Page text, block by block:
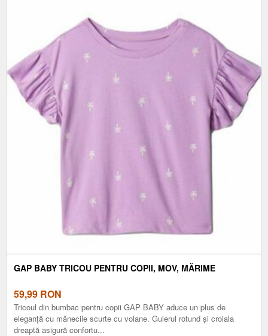
GAP BABY TRICOU PENTRU COPII, MOV, MĂRIME
59,99 RON
Tricoul din bumbac pentru copii GAP BABY aduce un plus de
eleganță cu mânecile scurte cu volane. Gulerul rotund și croiala
dreaptă asigură confortu...